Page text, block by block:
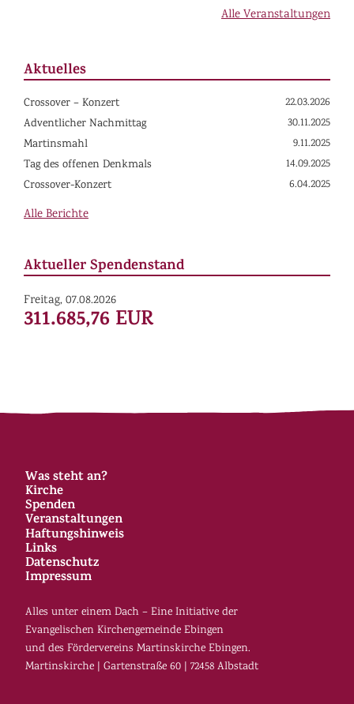
Alle Veranstaltungen
Aktuelles
Crossover – Konzert
22.03.2026
Adventlicher Nachmittag
30.11.2025
Martinsmahl
9.11.2025
Tag des offenen Denkmals
14.09.2025
Crossover-Konzert
6.04.2025
Alle Berichte
Aktueller Spendenstand
Freitag, 07.08.2026
311.685,76 EUR
Was steht an?
Kirche
Spenden
Veranstaltungen
Haftungshinweis
Links
Datenschutz
Impressum
Alles unter einem Dach – Eine Initiative der
Evangelischen Kirchengemeinde Ebingen
und des Fördervereins Martinskirche Ebingen.
Martinskirche | Gartenstraße 60 | 72458 Albstadt